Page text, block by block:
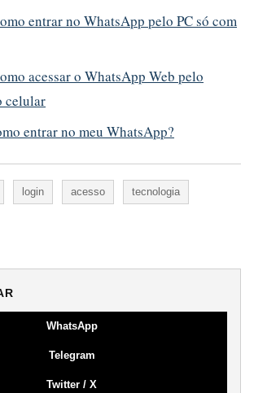
entrar no WhatsApp pelo PC só com
acessar o WhatsApp Web pelo
celular
entrar no meu WhatsApp?
login acesso tecnologia
WhatsApp
Telegram
Twitter / X